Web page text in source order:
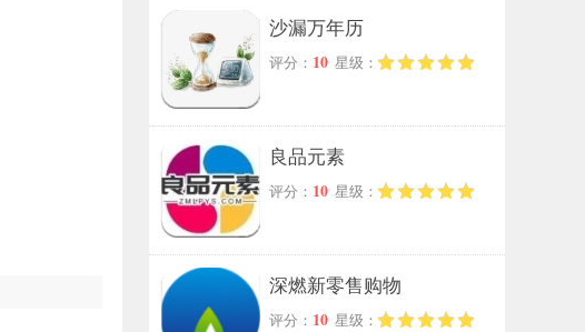
沙漏万年历
评分： 10 星级：
良品元素
评分： 10 星级：
深燃新零售购物
评分： 10 星级：